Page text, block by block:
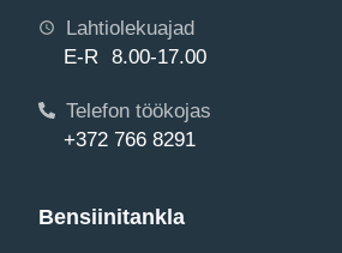
Lahtiolekuajad
E-R 8.00-17.00
Telefon töökojas
+372 766 8291
Bensiinitankla